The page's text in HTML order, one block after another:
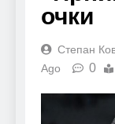
очки
Степан
Ago
0